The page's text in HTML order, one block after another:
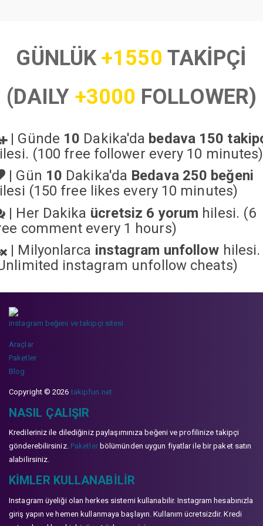
GÜNLÜK+1550 TAKİPÇİ
(DAILY +3000 FOLLOWER)
| Günde 10 Dakika'da bedava 150
(100 free follower every 10 minutes)
| Gün 10 Dakika'da Bedava 250 beğeni
(150 free likes every 10 minutes)
| Her Dakika ücretsiz 6 yorum hilesi. (6
comment every 1 hours)
| Milyonlarca instagram unfollow hilesi.
instagram unfollow cheats)
instagram beğeni ve takipçi sitesi
Araçlar
Paketler
Blog
Copyright © 2026takipfun.net
NASIL ÇALIŞIR
Kredileriniz ile dilediğiniz paylaşımınıza beğeni ve profilinize takipçi
gönderebilirsiniz. Paketlerbölümünden uygun fiyatlar ile bir paket satın
alabilirsiniz.
KIMLER KULLANABILIR
Instagram üyeliği olan herkes sistemi kullanabilir. Instagram hesabınızla
giriş yapın ve hemen kullanmaya başlayın. Kullanım ücretsizdir. Kredi